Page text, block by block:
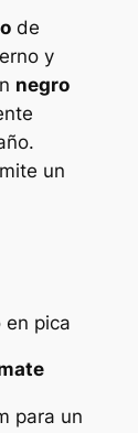
de
y
negro
un
pica
para un